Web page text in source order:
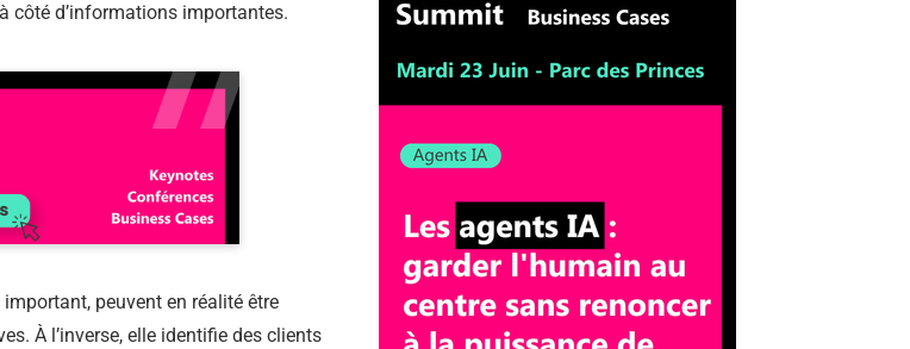
côté d’informations importantes.
peuvent en réalité être
À l’inverse, elle identifie des clients